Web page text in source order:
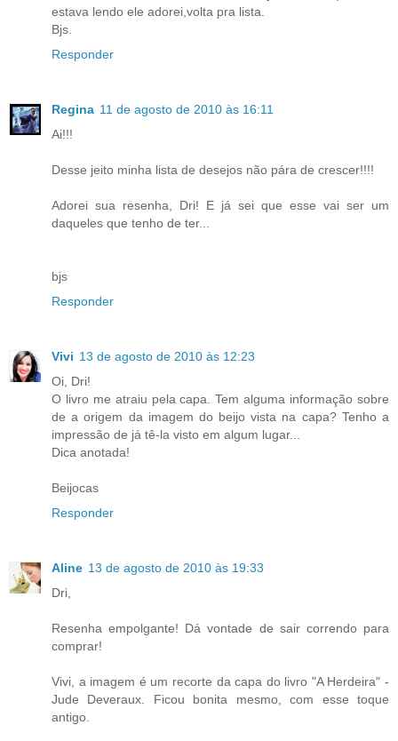
estava lendo ele adorei,volta pra lista.
Bjs.
Responder
Regina 11 de agosto de 2010 às 16:11
Ai!!!
Desse jeito minha lista de desejos não pára de crescer!!!!
Adorei sua resenha, Dri! E já sei que esse vai ser um
daqueles que tenho de ter...
bjs
Responder
Vivi 13 de agosto de 2010 às 12:23
Oi, Dri!
O livro me atraiu pela capa. Tem alguma informação sobre
de a origem da imagem do beijo vista na capa? Tenho a
impressão de já tê-la visto em algum lugar...
Dica anotada!
Beijocas
Responder
Aline 13 de agosto de 2010 às 19:33
Dri,
Resenha empolgante! Dá vontade de sair correndo para
comprar!
Vivi, a imagem é um recorte da capa do livro "A Herdeira" -
Jude Deveraux. Ficou bonita mesmo, com esse toque
antigo.